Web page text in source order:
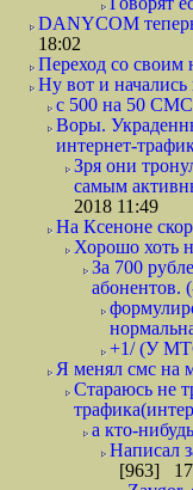
DANYCOM
18:02
Переход со своим
Ну вот и
с 500 на 50
Воры.
интернет-
Зря они
самым
2018 11:49
На Ксеноне
Хорошо хоть
За 700
абонентов.
+1/ (У
Я менял смс на
Стараюсь не
а кто-
Написал
[963]